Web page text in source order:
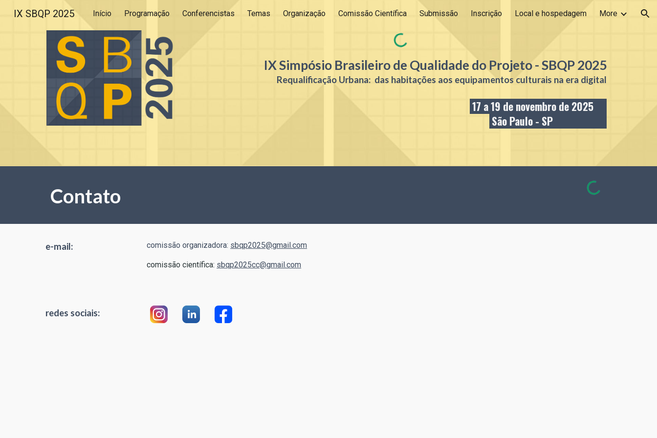
Skip to main content Skip to navigation
IX SBQP 2025 Início Programação Conferencistas Temas Organização Comissão Científica Submissão Inscrição Local e hospedagem More
IX Simpósio Brasileiro de Qualidade do Projeto - SBQP2025
Requalificação Urbana: das habitações aos equipamentos culturais na era digital
17 a 19 denovembro de 2025
São Paulo - SP
Contato
e-mail: comissão organizadora: sbqp2025@gmail.com
comissão científica: sbqp2025cc@gmail.com
redes sociais: